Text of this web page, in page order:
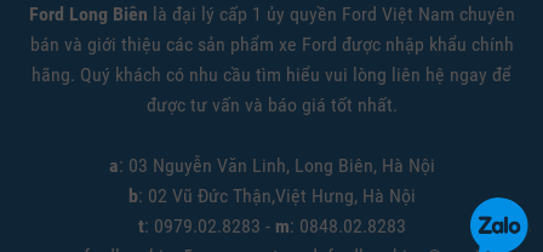
Ford Long Biên là đại lý cấp 1 ủy quyền Ford Việt Nam chuyên
bán và giới thiệu các sản phẩm xe Ford được nhập khẩu chính
hãng. Quý khách có nhu cầu tìm hiểu vui lòng liên hệ ngay để
được tư vấn và báo giá tốt nhất.
a: 03 Nguyễn Văn Linh, Long Biên, Hà Nội
b: 02 Vũ Đức Thận,Việt Hưng, Hà Nội
t: 0979.02.8283 - m: 0848.02.8283